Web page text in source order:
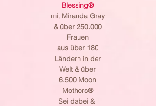
Blessing®
mit Miranda Gray
& über 250.000
Frauen
aus über 180
Ländern in der
Welt & über
6.500 Moon
Mothers®
Sei dabei &